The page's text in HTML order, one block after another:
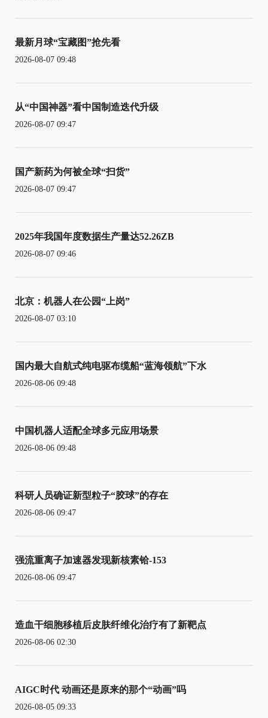
最新月球“宝藏图”抢先看
2026-08-07 09:48
从“中国神器”看中国制造迭代升级
2026-08-07 09:47
国产新药为何被全球“扫货”
2026-08-07 09:47
2025年我国年度数据生产量达52.26ZB
2026-08-07 09:46
北京：机器人在公园“上岗”
2026-08-07 03:10
国内最大自航式纯电驱布缆船“蓝海领航”下水
2026-08-06 09:48
中国机器人适配全球多元应用场景
2026-08-06 09:48
科研人员确证新型粒子“胶球”的存在
2026-08-06 09:47
强流重离子加速器发现新核素铪-153
2026-08-06 09:47
造血干细胞移植后皮肤纤维化治疗有了新靶点
2026-08-06 02:30
AIGC时代 动画还是原来的那个“动画”吗
2026-08-05 09:33